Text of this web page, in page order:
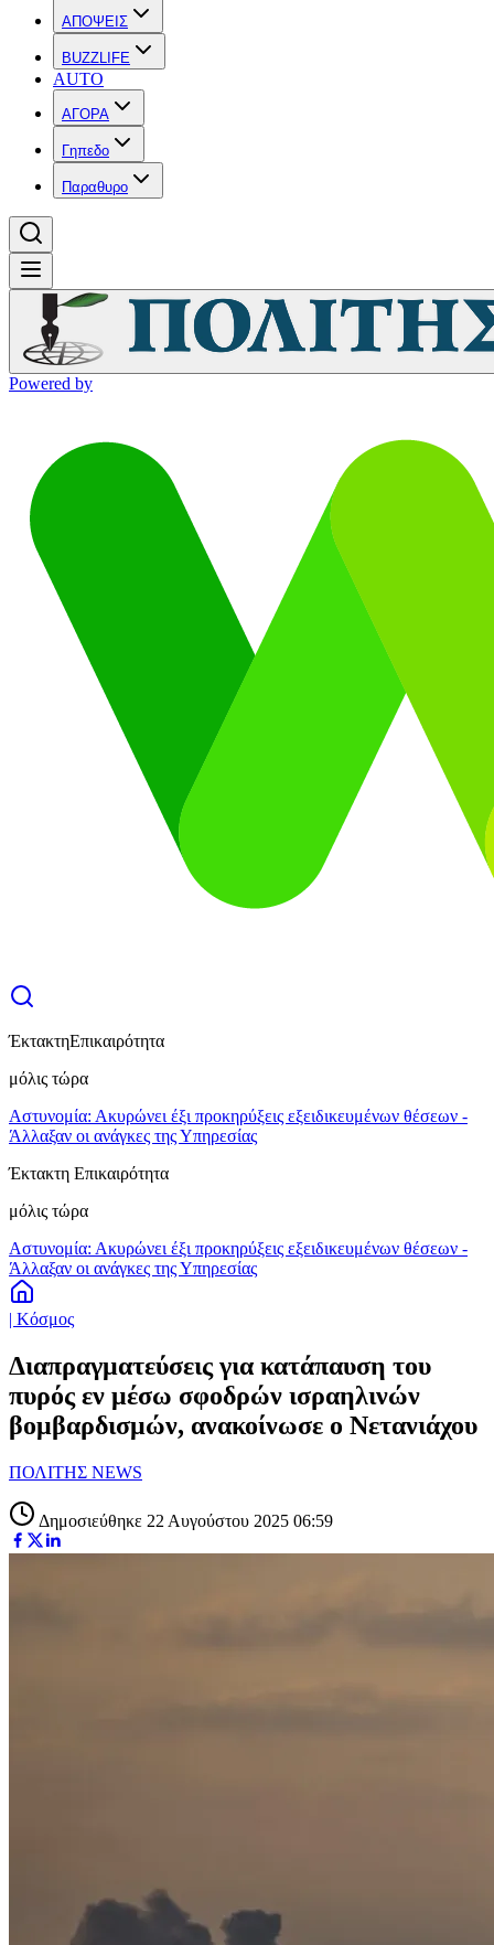
ΑΠΟΨΕΙΣ
BUZZLIFE
AUTO
ΑΓΟΡΑ
Γηπεδο
Παραθυρο
Powered by
ΈκτακτηΕπικαιρότητα
μόλις τώρα
Αστυνομία: Ακυρώνει έξι προκηρύξεις εξειδικευμένων θέσεων -
Άλλαξαν οι ανάγκες της Υπηρεσίας
Έκτακτη Επικαιρότητα
μόλις τώρα
Αστυνομία: Ακυρώνει έξι προκηρύξεις εξειδικευμένων θέσεων -
Άλλαξαν οι ανάγκες της Υπηρεσίας
| Κόσμος
Διαπραγματεύσεις για κατάπαυση του
πυρός εν μέσω σφοδρών ισραηλινών
βομβαρδισμών, ανακοίνωσε ο Νετανιάχου
ΠΟΛΙΤΗΣ NEWS
Δημοσιεύθηκε 22 Αυγούστου 2025 06:59